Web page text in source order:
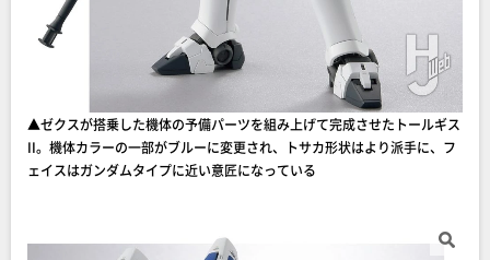
▲ゼクスが搭乗した機体の予備パーツを組み上げて完成させたトールギス
II。機体カラーの一部がブルーに変更され、トサカ形状はより派手に、フ
ェイスはガンダムタイプに近い意匠になっている